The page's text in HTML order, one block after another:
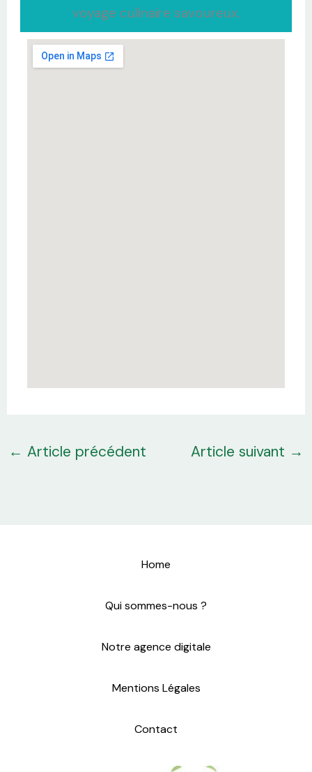
voyage culinaire savoureux.
← Article précédent Article suivant →
Home
Qui sommes-nous ?
Notre agence digitale
Mentions Légales
Contact